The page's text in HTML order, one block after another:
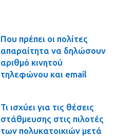
Που πρέπει οι πολίτες
απαραίτητα να δηλώσουν
αριθμό κινητού
τηλεφώνου και email
Τι ισχύει για τις θέσεις
στάθμευσης στις πιλοτές
των πολυκατοικιών μετά